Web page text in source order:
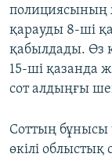
полициясының
қарауды 8-ші
қабылдады. Өз
15-ші қазанда
сот алдыңғы
Соттың бұнысы
өкілі облыстық